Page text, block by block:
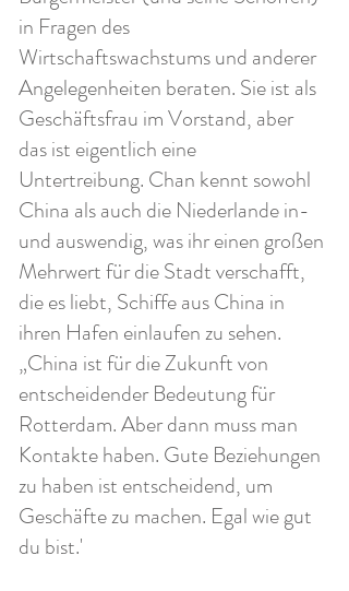
in Fragen des
Wirtschaftswachstums und anderer
Angelegenheiten beraten. Sie ist als
Geschäftsfrau im Vorstand, aber
das ist eigentlich eine
Untertreibung. Chan kennt sowohl
China als auch die Niederlande in-
und auswendig, was ihr einen großen
Mehrwert für die Stadt verschafft,
die es liebt, Schiffe aus China in
ihren Hafen einlaufen zu sehen.
„China ist für die Zukunft von
entscheidender Bedeutung für
Rotterdam. Aber dann muss man
Kontakte haben. Gute Beziehungen
zu haben ist entscheidend, um
Geschäfte zu machen. Egal wie gut
du bist.'